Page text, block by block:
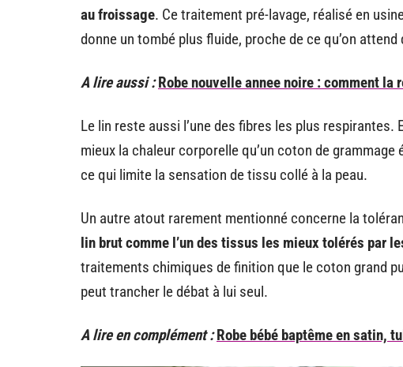
au froissage. Ce traitement pré-lavage, réalisé en
donne un tombé plus fluide, proche de ce qu’on attend
A lire aussi : Robe nouvelle annee noire : comment
Le lin reste aussi l’une des fibres les plus respirantes.
mieux la chaleur corporelle qu’un coton de
ce qui limite la sensation de tissu collé à la peau.
Un autre atout rarement mentionné concerne la
lin brut comme l’un des tissus les mieux tolérés par
traitements chimiques de finition que le coton grand
peut trancher le débat à lui seul.
A lire en complément : Robe bébé baptême en satin,